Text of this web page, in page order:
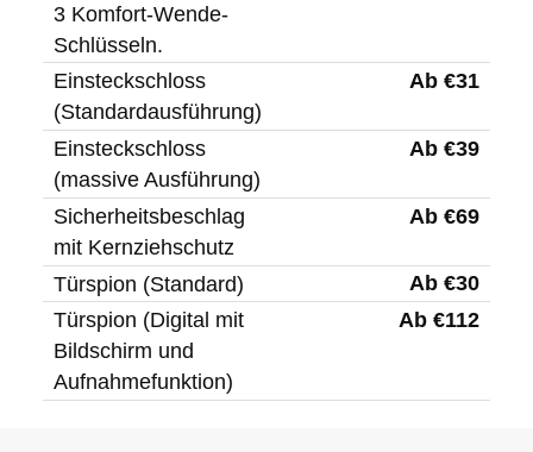
3 Komfort-Wende-
Schlüsseln.
Einsteckschloss
(Standardausführung)
Ab €31
Einsteckschloss
(massive Ausführung)
Ab €39
Sicherheitsbeschlag
mit Kernziehschutz
Ab €69
Türspion (Standard)
Ab €30
Türspion (Digital mit
Bildschirm und
Aufnahmefunktion)
Ab €112